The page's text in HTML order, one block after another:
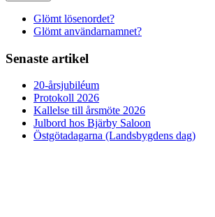
Glömt lösenordet?
Glömt användarnamnet?
Senaste artikel
20-årsjubiléum
Protokoll 2026
Kallelse till årsmöte 2026
Julbord hos Bjärby Saloon
Östgötadagarna (Landsbygdens dag)